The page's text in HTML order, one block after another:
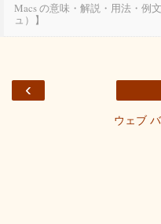
Macs の意味・解説・用法・例
ュ）】
‹
ウェブ